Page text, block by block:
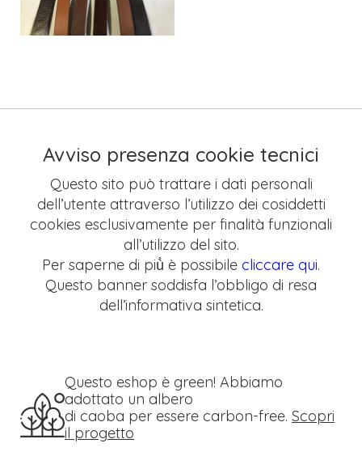
Avviso presenza cookie tecnici
Questo sito può trattare i dati personali
dell’utente attraverso l’utilizzo dei cosiddetti
cookies esclusivamente per finalità funzionali
all’utilizzo del sito.
Per saperne di più̀ è possibile cliccare qui.
Questo banner soddisfa l’obbligo di resa
dell’informativa sintetica.
Questo eshop è green! Abbiamo
adottato un albero
di caoba per essere carbon-free. Scopri
il progetto